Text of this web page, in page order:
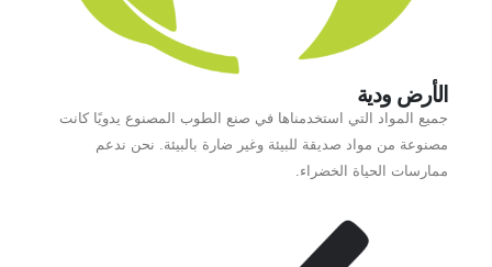
الأرض ودية
جميع المواد التي استخدمناها في صنع الطوب المصنوع يدويًا كانت
مصنوعة من مواد صديقة للبيئة وغير ضارة بالبيئة. نحن ندعم
ممارسات الحياة الخضراء.